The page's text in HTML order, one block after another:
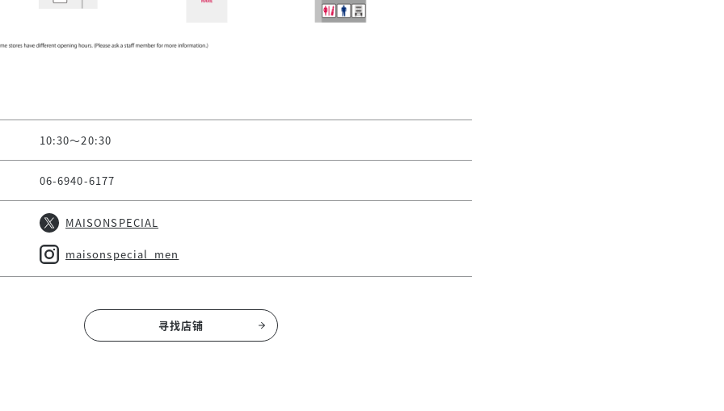
10:30～20:30
06-6940-6177
MAISONSPECIAL
maisonspecial_men
寻找店铺